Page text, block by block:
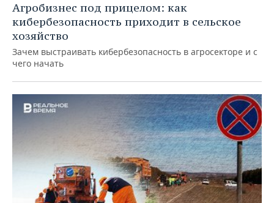
Агробизнес под прицелом: как
кибербезопасность приходит в сельское
хозяйство
Зачем выстраивать кибербезопасность в агросекторе и с
чего начать